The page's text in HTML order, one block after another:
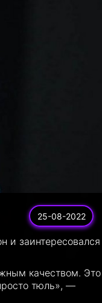
25-08-2022
и заинтересовался
качеством. Это
тюль», —